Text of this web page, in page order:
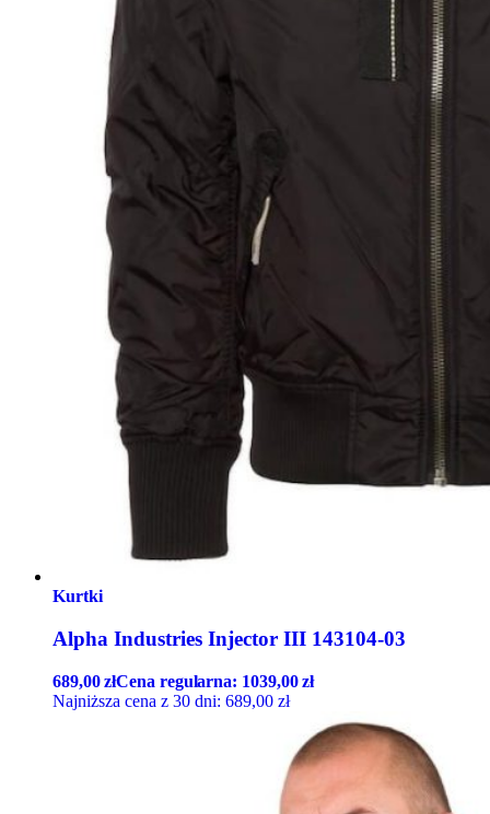
Kurtki
Alpha Industries Injector III 143104-03
689,00złCena regularna: 1039,00zł
Najniższa cena z 30 dni: 689,00 zł